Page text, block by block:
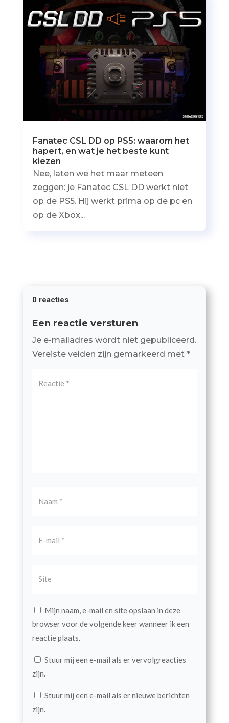
Fanatec CSL DD op PS5: waarom het
hapert, en wat je het beste kunt
kiezen
Nee, laten we het maar meteen
zeggen: je Fanatec CSL DD werkt niet
op de PS5. Hij werkt prima op de pc en
op de Xbox...
0 reacties
Een reactie versturen
Je e-mailadres wordt niet gepubliceerd.
Vereiste velden zijn gemarkeerd met *
Mijn naam, e-mail en site opslaan in deze
browser voor de volgende keer wanneer ik een
reactie plaats.
Stuur mij een e-mail als er vervolgreacties
zijn.
Stuur mij een e-mail als er nieuwe berichten
zijn.